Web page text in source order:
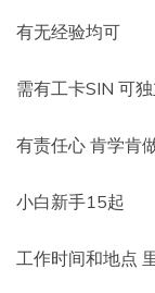
有无经验均可
需有工卡SIN 可
有责任心 肯学肯
小白新手15起
工作时间和地点